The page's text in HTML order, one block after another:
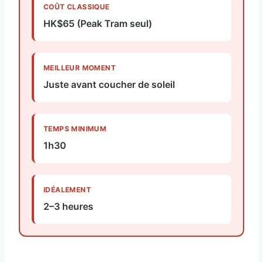
COÛT CLASSIQUE
HK$65 (Peak Tram seul)
MEILLEUR MOMENT
Juste avant coucher de soleil
TEMPS MINIMUM
1h30
IDÉALEMENT
2–3 heures